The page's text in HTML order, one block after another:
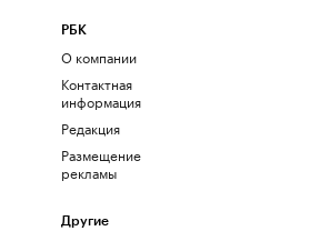
РБК
О компании
Контактная
информация
Редакция
Размещение
рекламы
Другие